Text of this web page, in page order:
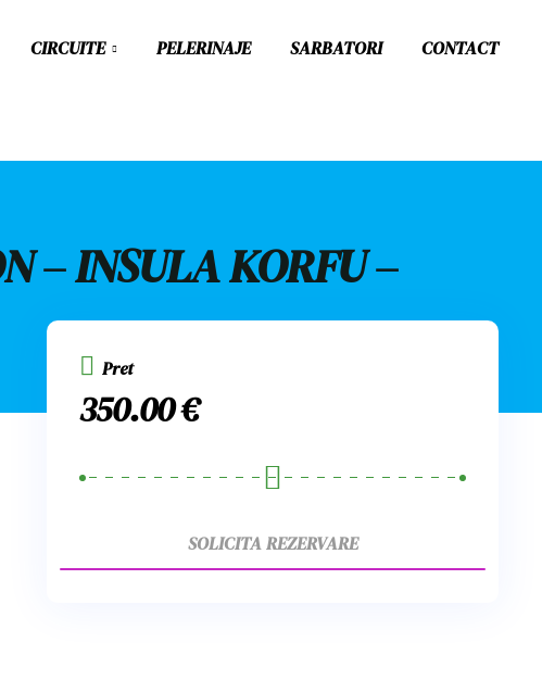
CIRCUITE PELERINAJE SARBATORI CONTACT
– INSULA KORFU –
Pret
350.00€
SOLICITA REZERVARE